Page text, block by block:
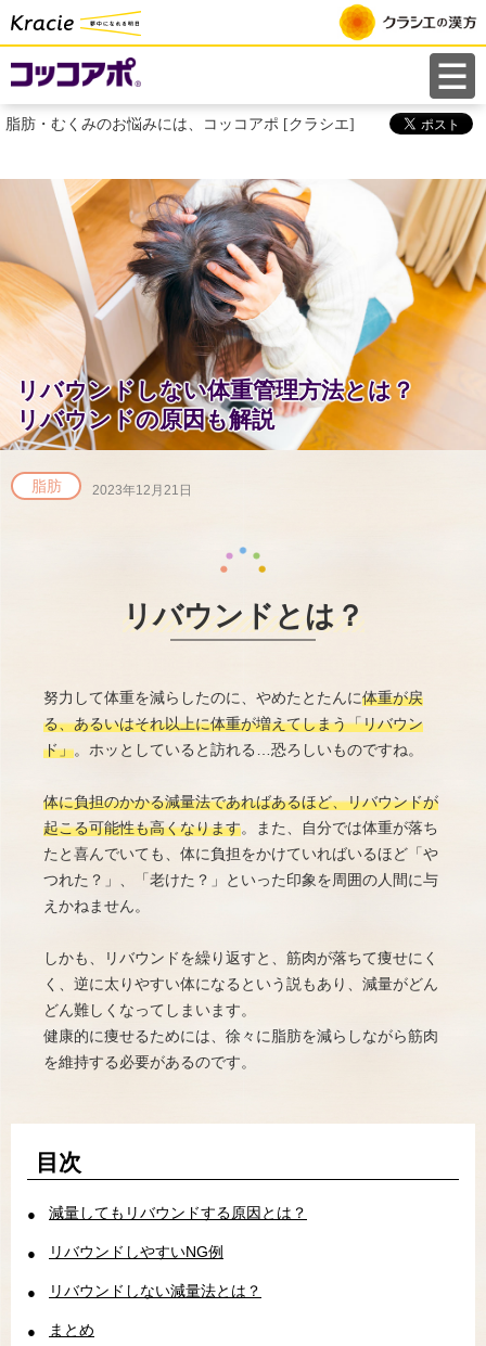
脂肪・むくみのお悩みには、コッコアポ [クラシエ]
リバウンドしない体重管理方法とは？
リバウンドの原因も解説
脂肪 2023年12月21日
リバウンドとは？
努力して体重を減らしたのに、やめたとたんに体重が戻
る、あるいはそれ以上に体重が増えてしまう「リバウン
ド」。ホッとしていると訪れる…恐ろしいものですね。
体に負担のかかる減量法であればあるほど、リバウンドが
起こる可能性も高くなります。また、自分では体重が落ち
たと喜んでいても、体に負担をかけていればいるほど「や
つれた？」、「老けた？」といった印象を周囲の人間に与
えかねません。
しかも、リバウンドを繰り返すと、筋肉が落ちて痩せにく
く、逆に太りやすい体になるという説もあり、減量がどん
どん難しくなってしまいます。
健康的に痩せるためには、徐々に脂肪を減らしながら筋肉
を維持する必要があるのです。
目次
減量してもリバウンドする原因とは？
リバウンドしやすいNG例
リバウンドしない減量法とは？
まとめ
ペ
ー
ジ
は
こ
で
す